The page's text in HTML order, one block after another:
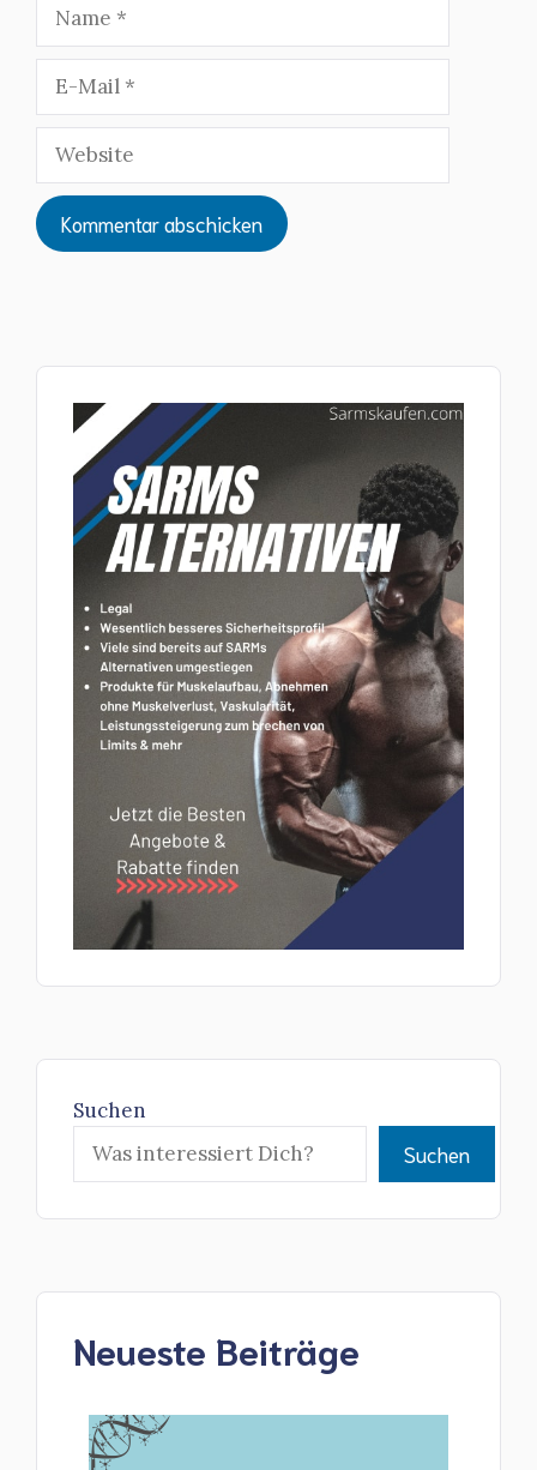
Mail
Website
Suchen
Suchen
Neueste Beiträge